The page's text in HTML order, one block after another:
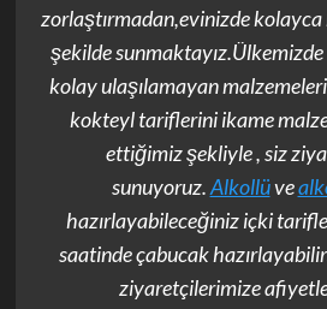
zorlaştırmadan,evinizde
şekilde
kolay ulaşılamayan
kokteyl tariflerini ikame
ettiğimiz şekliyle , siz
sunuyoruz.Alkollüve
hazırlayabileceğiniz içki
saatinde çabucak
ziyaretçilerimize